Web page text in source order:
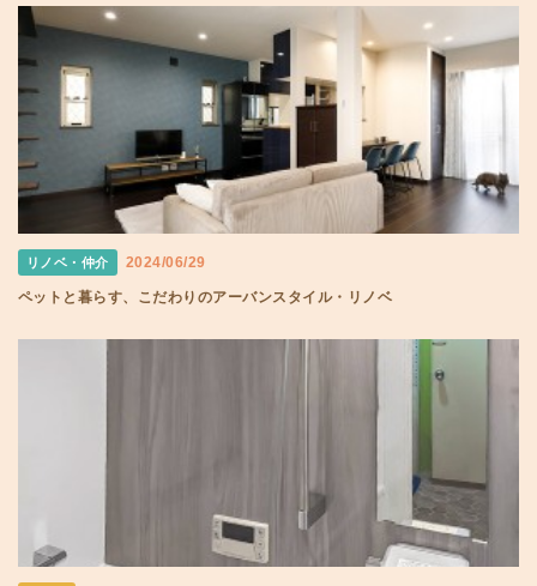
リノベ・仲介 2024/06/29
ペットと暮らす、こだわりのアーバンスタイル・リノベ